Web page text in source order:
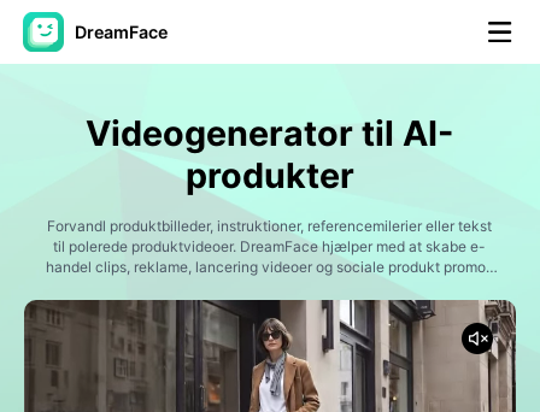
DreamFace
Avatar video
AI video
Foto: ▼
Andre værktøjer ▼
Videogenerator til AI-
produkter
Forvandl produktbilleder, instruktioner, referencemilerier eller tekst
til polerede produktvideoer. DreamFace hjælper med at skabe e-
handel clips, reklame, lancering videoer og sociale produkt promos